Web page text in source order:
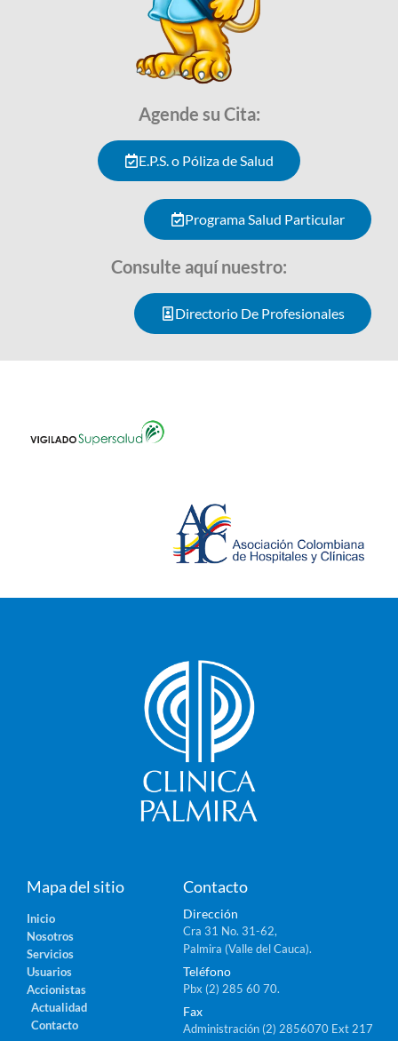
Agende su Cita:
E.P.S. o Póliza de Salud
Programa Salud Particular
Consulte aquí nuestro:
Directorio De Profesionales
Mapa del sitio
Inicio
Nosotros
Servicios
Usuarios
Accionistas
Actualidad
Contacto
Contacto
Dirección
Cra 31 No. 31-62,
Palmira (Valle del Cauca).
Teléfono
Pbx (2) 285 60 70.
Fax
Administración (2) 2856070 Ext 217